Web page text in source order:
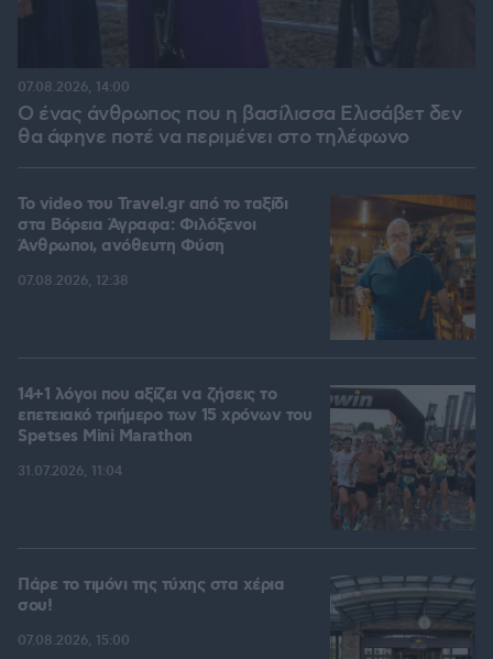
Ο ένας άνθρωπος που η βασίλισσα Ελισάβετ δεν
θα άφηνε ποτέ να περιμένει στο τηλέφωνο
07.08.2026, 14:00
To video του Travel.gr από το ταξίδι
στα Βόρεια Άγραφα: Φιλόξενοι
Άνθρωποι, ανόθευτη Φύση
07.08.2026, 12:38
14+1 λόγοι που αξίζει να ζήσεις το
επετειακό τριήμερο των 15 χρόνων του
Spetses Mini Marathon
31.07.2026, 11:04
Πάρε το τιμόνι της τύχης στα χέρια
σου!
07.08.2026, 15:00